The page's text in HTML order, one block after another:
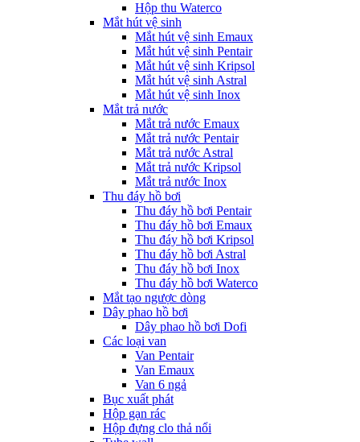
Hộp thu Waterco
Mắt hút vệ sinh
Mắt hút vệ sinh Emaux
Mắt hút vệ sinh Pentair
Mắt hút vệ sinh Kripsol
Mắt hút vệ sinh Astral
Mắt hút vệ sinh Inox
Mắt trả nước
Mắt trả nước Emaux
Mắt trả nước Pentair
Mắt trả nước Astral
Mắt trả nước Kripsol
Mắt trả nước Inox
Thu đáy hồ bơi
Thu đáy hồ bơi Pentair
Thu đáy hồ bơi Emaux
Thu đáy hồ bơi Kripsol
Thu đáy hồ bơi Astral
Thu đáy hồ bơi Inox
Thu đáy hồ bơi Waterco
Mắt tạo ngược dòng
Dây phao hồ bơi
Dây phao hồ bơi Dofi
Các loại van
Van Pentair
Van Emaux
Van 6 ngả
Bục xuất phát
Hộp gạn rác
Hộp đựng clo thả nổi